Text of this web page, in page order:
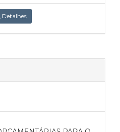
Detalhes